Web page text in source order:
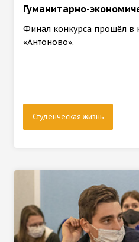
Гуманитарно-
Финал конкурса прошёл в
«Антоново».
Студенческая жизнь